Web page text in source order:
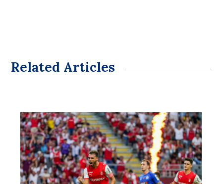
Related Articles